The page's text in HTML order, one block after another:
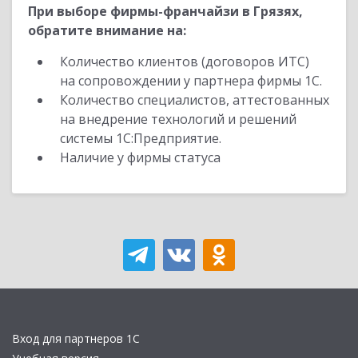
При выборе фирмы-франчайзи в Грязях,
обратите внимание на:
Количество клиентов (договоров ИТС)
на сопровождении у партнера фирмы 1С.
Количество специалистов, аттестованных
на внедрение технологий и решений
системы 1С:Предприятие.
Наличие у фирмы статуса
Вход для партнеров 1С